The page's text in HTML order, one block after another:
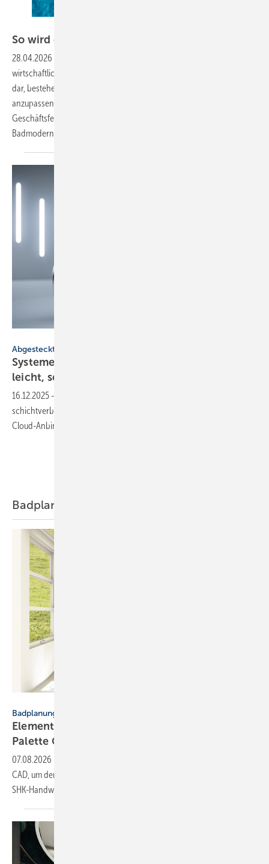
So wird eine Wannentür
28.04.2026
wirtschaftlich und technisch vergleichsweise einfache Möglichkeit
dar, bestehende Bäder an veränderte Nutzungsanforderungen
anzupassen. Für SHK-Betriebe eröffnet das Konzept ein zusätzliches
Geschäftsfeld im Bereich der Teilsanierung und der altersgerechten
Badmodernisierung.
Abgesteckt
Systeme für SHK-Profis: strö­mungs­opti­miert,
leicht, sen­sor­basiert
16.12.2025 -
schicht­ver­bund­rohr­sys­tem, frei­ste­hende Bade­wanne, Spender mit
Cloud-Anbin­dung.
Badplanung
Badplanung
Elements setzt auf di­gi­ta­le Bad­pla­nung mit
Palette CAD
07.08.2026
CAD, um den Planungsprozess von Bädern zu digitalisieren und das
SHK-Handwerk zu